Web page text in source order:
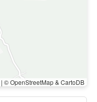
| © OpenStreetMap & CartoDB